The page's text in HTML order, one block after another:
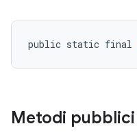
public static final
Metodi pubblici